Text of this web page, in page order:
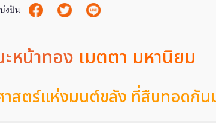
งปัน
ะหน้าทอง เมตตา มหานิยม
าสตร์แห่งมนต์ขลัง ที่สืบทอดกัน